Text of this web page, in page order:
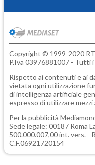
Copyright © 1999-2020
P.Iva 03976881007 - Tutti
Rispetto ai contenuti e ai
vietata ogni utilizzazione
di intelligenza artificiale
espresso di utilizzare
Per la pubblicità
Sede legale: 00187 Roma
500.000.007,00 int. vers. -
C.F.06921720154